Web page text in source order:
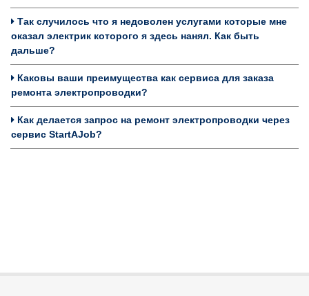
Так случилось что я недоволен услугами которые мне
оказал электрик которого я здесь нанял. Как быть
дальше?
Каковы ваши преимущества как сервиса для заказа
ремонта электропроводки?
Как делается запрос на ремонт электропроводки через
сервис StartAJob?